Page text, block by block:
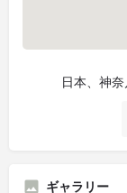
日本、神
ギャラリー